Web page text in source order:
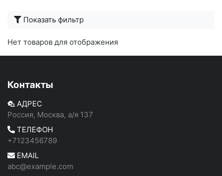
Показать фильтр
Нет товаров для отображения
Контакты
АДРЕС
Россия, Москва, а/я 137
ТЕЛЕФОН
+7123456789
EMAIL
abc@example.com